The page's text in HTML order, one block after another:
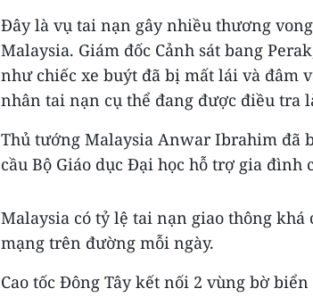
Đây là vụ tai nạn gây nhiều thương
Malaysia. Giám đốc Cảnh sát bang
như chiếc xe buýt đã bị mất lái và đâm
nhân tai nạn cụ thể đang được điều tra
Thủ tướng Malaysia Anwar Ibrahim đã
cầu Bộ Giáo dục Đại học hỗ trợ gia đình
Malaysia có tỷ lệ tai nạn giao thông
mạng trên đường mỗi ngày.
Cao tốc Đông Tây kết nối 2 vùng bờ